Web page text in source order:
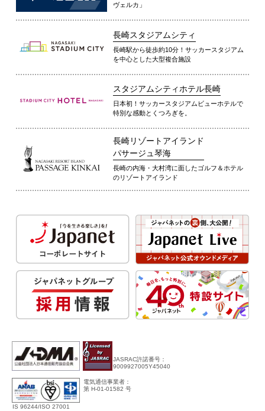
ヴェルカ」
長崎スタジアムシティ
長崎駅から徒歩約10分！サッカースタジアム
を中心とした大型複合施設
スタジアムシティホテル長崎
日本初！サッカースタジアムビューホテルで
特別な感動とくつろぎを。
長崎リゾートアイランド
パサージュ琴海
長崎の内海・大村湾に面したゴルフ＆ホテル
のリゾートアイランド
JASRAC許諾番号：
9009927005Y45040
IS 96244/ISO 27001
電気通信事業者：
第 H-01-01582 号